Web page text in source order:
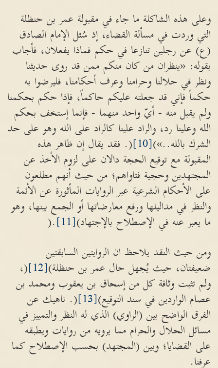
وعلى هذه الشاكلة ما جاء في مقبولة عمر بن حنظلة
التي وردت في مسألة القضاء، إذ سُئل الإمام الصادق
(ع) عن رجلين تنازعا في حكم فماذا يفعلان، فأجاب
بقوله: «ينظران من كان منكم ممن قد روى حديثنا
ونظر في حلالنا وحرامنا وعرف أحكامنا، فليرضوا به
حكماً فإني قد جعلته عليكم حاكماً، فإذا حكم بحكمنا
ولم يقبل منه - أيّ واحد منهما - فإنما إستخف بحكم
الله وعلينا رد، والراد علينا كالراد على الله وهو على حد
الشرك بالله..»)[10]
(. فقد يقال إن ظاهر هذه
المقبولة مع توقيع الحجة دالان على لزوم الأخذ عن
المجتهدين وحجية فتاواهم؛ من حيث أنهم مطلعون
على الأحكام الشرعية عبر الروايات المأثورة عن الأئمة
والنظر في مداليلها ورفع معارضاتها أو الجمع بينها، وهو
ما يعبر عنه في الإصطلاح بالإجتهاد)[11]
.(
ومن حيث النقد يلاحظ ان الروايتين السابقتين
ضعيفتان، حيث يُجهل حال عمر بن حنظلة)[12]
(،
ولم تثبت وثاقة كل من إسحاق بن يعقوب ومحمد بن
عصام الواردين في سند التوقيع)[13]
(. ناهيك عن
الفرق الواضح بين (الراوي) الذي له النظر والتمييز في
مسائل الحلال والحرام مما يرويه من روايات ويطبقه
على القضايا؛ وبين (المجتهد) بحسب الإصطلاح كما
عرفنا.